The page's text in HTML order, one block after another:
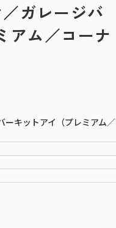
ガレージバ
アム／コーナ
ーキットアイ（プレミアム／